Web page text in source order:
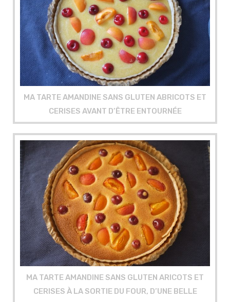
MA TARTE AMANDINE SANS GLUTEN ABRICOTS ET
CERISES AVANT D’ÊTRE ENTOURNÉE
MA TARTE AMANDINE SANS GLUTEN ARICOTS ET
CERISES À LA SORTIE DU FOUR, D’UNE BELLE